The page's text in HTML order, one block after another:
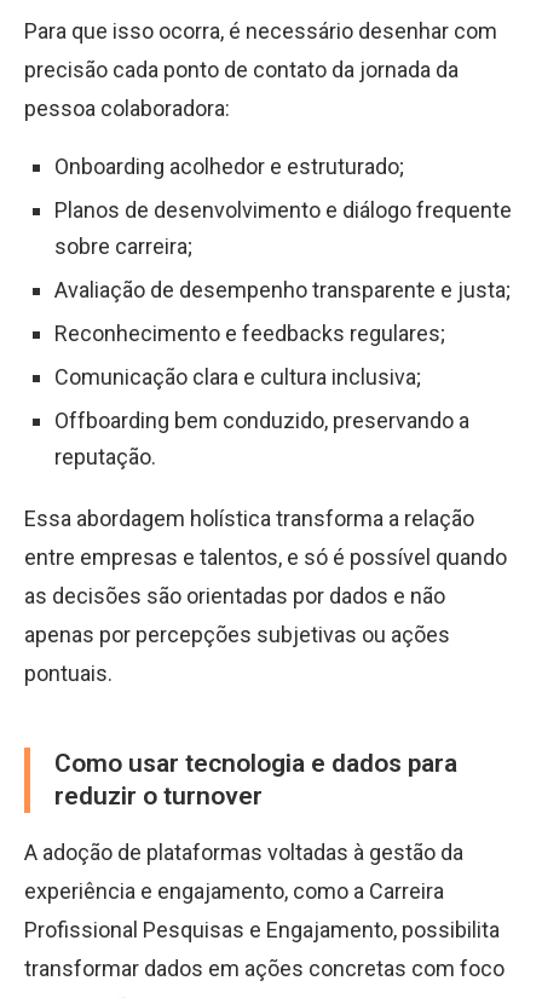
Para que isso ocorra, é necessário desenhar com
precisão cada ponto de contato da jornada da
pessoa colaboradora:
Onboarding acolhedor e estruturado;
Planos de desenvolvimento e diálogo frequente
sobre carreira;
Avaliação de desempenho transparente e justa;
Reconhecimento e feedbacks regulares;
Comunicação clara e cultura inclusiva;
Offboarding bem conduzido, preservando a
reputação.
Essa abordagem holística transforma a relação
entre empresas e talentos, e só é possível quando
as decisões são orientadas por dados e não
apenas por percepções subjetivas ou ações
pontuais.
Como usar tecnologia e dados para
reduzir o turnover
A adoção de plataformas voltadas à gestão da
experiência e engajamento, como a Carreira
Profissional Pesquisas e Engajamento, possibilita
transformar dados em ações concretas com foco